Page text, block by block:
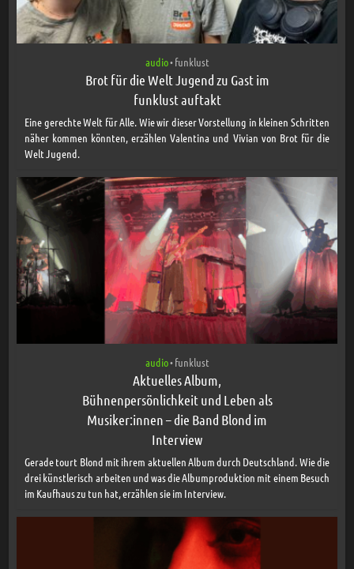
audio• funklust
Brot für die Welt Jugend zu Gast im
funklust auftakt
Eine gerechte Welt für Alle. Wie wir dieser Vorstellung in kleinen Schritten
näher kommen könnten, erzählen Valentina und Vivian von Brot für die
Welt Jugend.
audio• funklust
Aktuelles Album,
Bühnenpersönlichkeit und Leben als
Musiker:innen – die Band Blond im
Interview
Gerade tourt Blond mit ihrem aktuellen Album durch Deutschland. Wie die
drei künstlerisch arbeiten und was die Albumproduktion mit einem Besuch
im Kaufhaus zu tun hat, erzählen sie im Interview.